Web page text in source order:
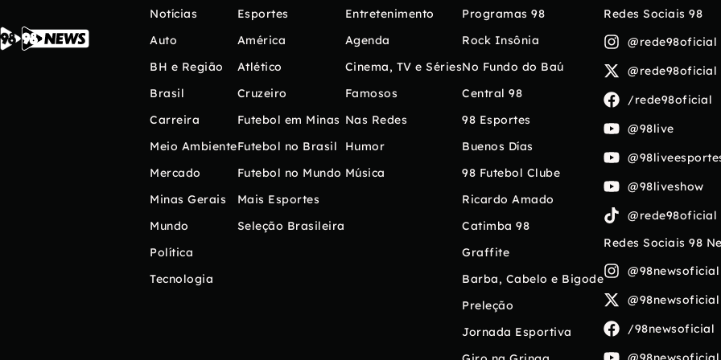
Notícias
Auto
BH e Região
Brasil
Carreira
Meio Ambiente
Mercado
Minas Gerais
Mundo
Política
Tecnologia
Esportes
América
Atlético
Cruzeiro
Futebol em Minas
Futebol no Brasil
Futebol no Mundo
Mais Esportes
Seleção Brasileira
Entretenimento
Agenda
Cinema, TV e Séries
Famosos
Nas Redes
Humor
Música
Programas 98
Rock Insônia
No Fundo do Baú
Central 98
98 Esportes
Buenos Días
98 Futebol Clube
Ricardo Amado
Catimba 98
Graffite
Barba, Cabelo e Bigode
Preleção
Jornada Esportiva
Redes Sociais 98
@rede98oficial
@rede98oficial
/rede98oficial
@98live
@98liveshow
@rede98oficial
Redes Sociais 98
@98newsoficial
@98newsoficial
/98newsoficial